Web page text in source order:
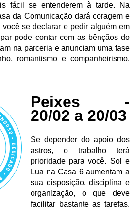
fácil se entenderem à tarde. Na
da Comunicação dará coragem e
se declarar e pedir alguém em
pode contar com as bênçãos do
na parceria e anunciam uma fase
romantismo e companheirismo.
Peixes -
20/02 a 20/03
Se depender do apoio dos
astros, o trabalho terá
prioridade para você. Sol e
Lua na Casa 6 aumentam a
sua disposição, disciplina e
organização, o que deve
facilitar bastante as tarefas.